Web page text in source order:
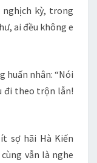
nghịch kỳ, trong
ai đều không e
huấn nhân: “Nói
đi theo trộn lẫn!
sợ hãi Hà Kiến
vẫn là nghe